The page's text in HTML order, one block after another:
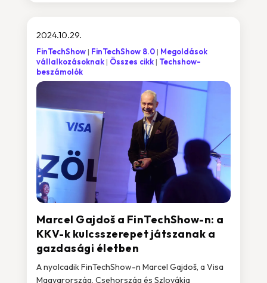
Marcel Gajdoš a FinTechShow-n: a
KKV-k kulcsszerepet játszanak a
gazdasági életben
2024.10.29.
FinTechShow FinTechShow 8.0
Megoldások
vállalkozásoknak
Összes cikk
Techshow-
beszámolók
A nyolcadik FinTechShow-n Marcel Gajdoš, a Visa
Magyarország, Csehország és Szlovákia